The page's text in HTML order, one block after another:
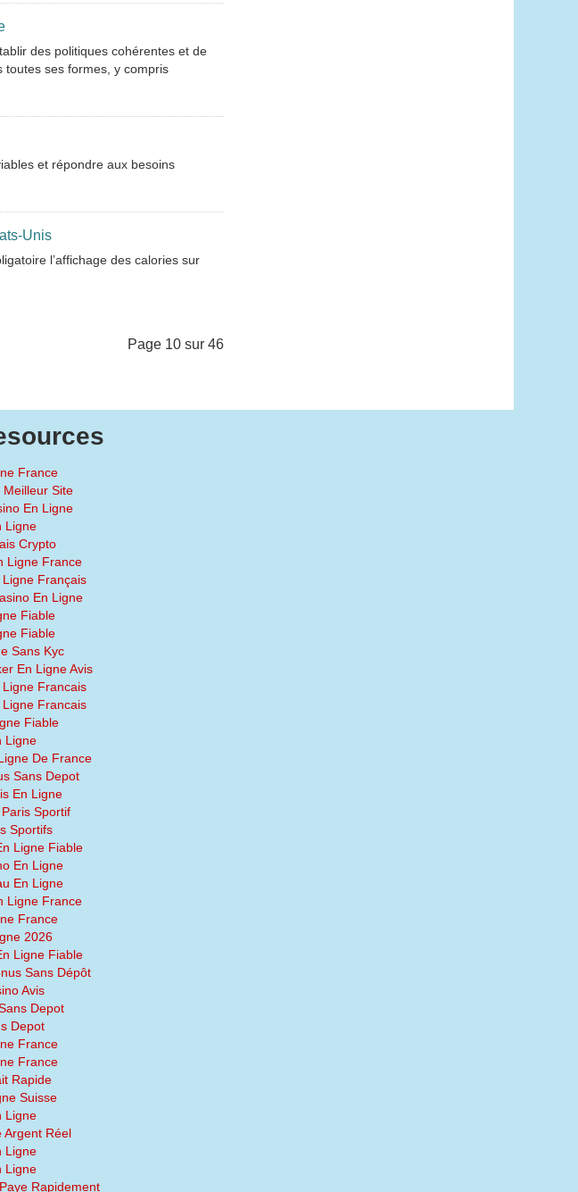
des politiques cohérentes et de
toutes ses formes, y compris
et répondre aux besoins
Unis
l’affichage des calories sur
Page 10 sur 46
France
Site
En Ligne
Ligne
Crypto
Ligne France
Français
En Ligne
Fiable
Fiable
Sans Kyc
En Ligne Avis
Francais
Francais
Fiable
Ligne
De France
Sans Depot
En Ligne
Sportif
Sportifs
Ligne Fiable
En Ligne
En Ligne
Ligne France
France
2026
Ligne Fiable
Sans Dépôt
Avis
Depot
Depot
France
France
Rapide
Suisse
Ligne
Argent Réel
Ligne
Ligne
Rapidement